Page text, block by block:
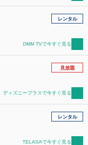
レンタル
DMM TVで今すぐ見る
見放題
ディズニープラスで今すぐ見る
レンタル
TELASAで今すぐ見る